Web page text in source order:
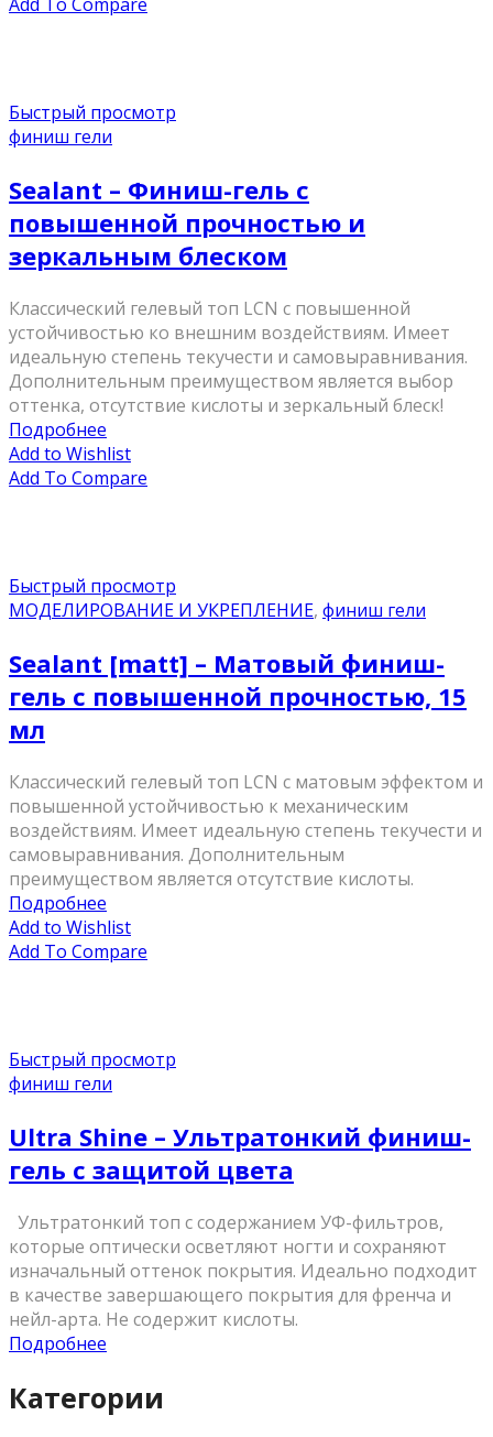
Быстрый просмотр
финиш гели
Sealant – Финиш-гель с
повышенной прочностью и
зеркальным блеском
Классический гелевый топ LCN с повышенной
устойчивостью ко внешним воздействиям. Имеет
идеальную степень текучести и самовыравнивания.
Дополнительным преимуществом является выбор
оттенка, отсутствие кислоты и зеркальный блеск!
Подробнее
Add to Wishlist
Add To Compare
Быстрый просмотр
МОДЕЛИРОВАНИЕ И УКРЕПЛЕНИЕ, финиш гели
Sealant [matt] – Матовый финиш-
гель с повышенной прочностью, 15
мл
Классический гелевый топ LCN с матовым эффектом и
повышенной устойчивостью к механическим
воздействиям. Имеет идеальную степень текучести и
самовыравнивания. Дополнительным
преимуществом является отсутствие кислоты.
Подробнее
Add to Wishlist
Add To Compare
Быстрый просмотр
финиш гели
Ultra Shine – Ультратонкий финиш-
гель с защитой цвета
Ультратонкий топ с содержанием УФ-фильтров,
которые оптически осветляют ногти и сохраняют
изначальный оттенок покрытия. Идеально подходит
в качестве завершающего покрытия для френча и
нейл-арта. Не содержит кислоты.
Подробнее
Категории